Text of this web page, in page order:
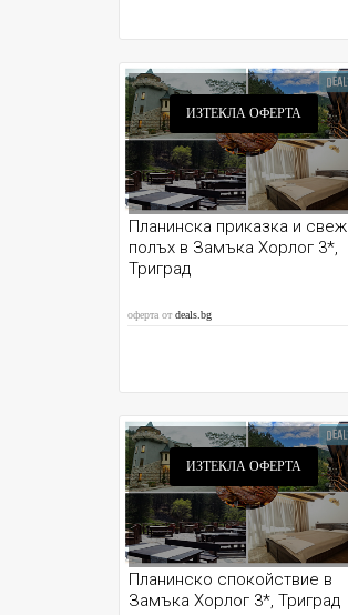
ИЗТЕКЛА ОФЕРТА
Планинска приказка и свеж
полъх в Замъка Хорлог 3*,
Триград
оферта отdeals.bg
ИЗТЕКЛА ОФЕРТА
Планинско спокойствие в
Замъка Хорлог 3*, Триград